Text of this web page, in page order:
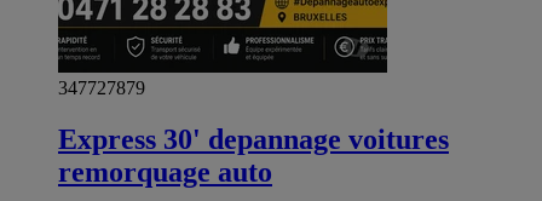
347727879
Express 30' depannage voitures
remorquage auto